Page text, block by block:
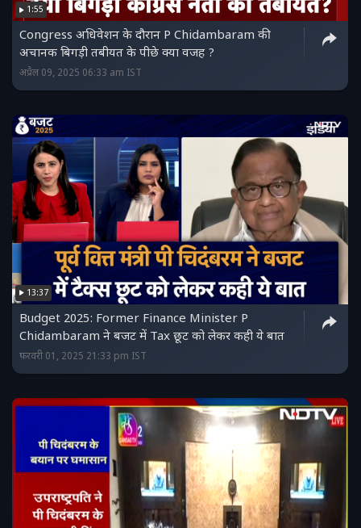
1:55
Congress अधिवेशन के दौरान P Chidambaram की
अचानक बिगड़ी तबीयत के पीछे क्या वजह ?
अप्रैल 09, 2025 06:33 am IST
13:37
Budget 2025: Former Finance Minister P
Chidambaram ने बजट में Tax छूट को लेकर कही ये बात
फ़रवरी 01, 2025 21:33 pm IST